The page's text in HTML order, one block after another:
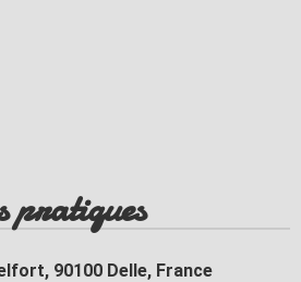
pratiques
90100 Delle, France